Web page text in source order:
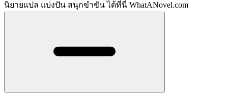
นิยายแปล แบ่งปัน สนุกขำขัน ได้ที่นี่ WhatANovel.com